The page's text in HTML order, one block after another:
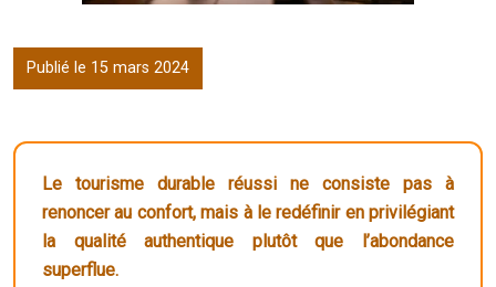
Publié le 15 mars 2024
Le tourisme durable réussi ne consiste pas à
renoncer au confort, mais à le redéfinir en privilégiant
la qualité authentique plutôt que l’abondance
superflue.